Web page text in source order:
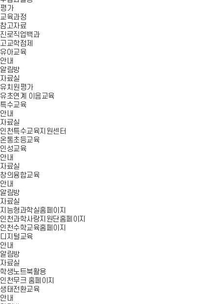
평가
교육과정
참고자료
진로직업백과
고교학점제
유아교육
안내
알림방
자료실
유치원평가
유초연계 이음교육
특수교육
안내
자료실
인천특수교육지원센터
온통초등교육
인성교육
안내
자료실
창의융합교육
안내
알림방
자료실
지능형과학실홈페이지
인천과학사랑지원단홈페이지
인천수학교육홈페이지
디지털교육
안내
알림방
자료실
학생노트북활용
인천무크 홈페이지
생태전환교육
안내